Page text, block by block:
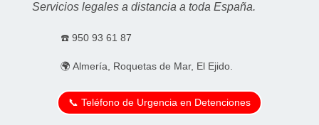
Servicios legales a distancia a toda España.
☎️ 950 93 61 87
🌍 Almería, Roquetas de Mar, El Ejido.
📞 Teléfono de Urgencia en Detenciones